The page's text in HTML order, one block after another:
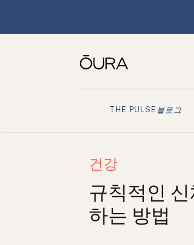
THE PULSE 블로그
건강
규칙적인
하는 방법